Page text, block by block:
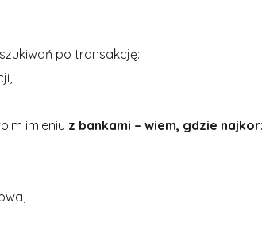
po transakcję:
imieniu z bankami – wiem, gdzie